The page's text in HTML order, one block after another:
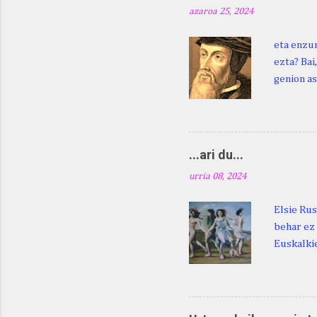
azaroa 25, 2024
eta
ezta?
genion
digu
Duhauk
...ari du...
urria 08, 2024
Elsie
behar
ditugu:
zarra da
Martina